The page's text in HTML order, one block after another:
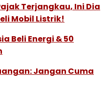
Terjangkau, Ini Dia
Mobil Listrik!
Beli Energi & 50
Jangan Cuma